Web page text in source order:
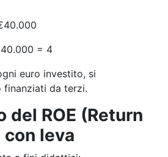
= 4
euro investito, si
da terzi.
del ROE (Return
leva